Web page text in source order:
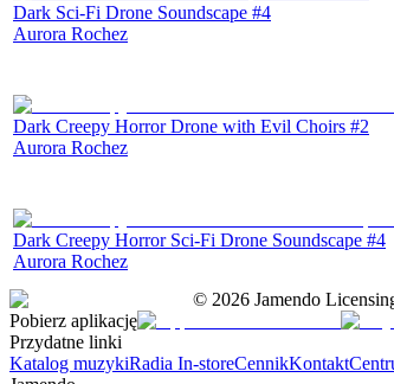
Dark Sci-Fi Drone Soundscape #4
Aurora Rochez
Dark Creepy Horror Drone with Evil Choirs #2
Aurora Rochez
Dark Creepy Horror Sci-Fi Drone Soundscape #4
Aurora Rochez
© 2026 Jamendo
Pobierz aplikację
Przydatne linki
Katalog muzykiRadia In-storeCennikKontakt